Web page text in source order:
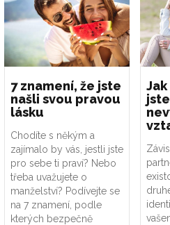
7 znamení, že jste
našli svou pravou
lásku
Chodíte s někým a
zajímalo by vás, jestli jste
pro sebe ti praví? Nebo
třeba uvažujete o
manželství? Podívejte se
na 7 znamení, podle
kterých bezpečně